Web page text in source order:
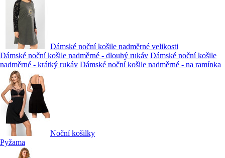
Dámské noční košile nadměrné velikosti
Dámské noční košile nadměrné - dlouhý rukáv Dámské noční košile
nadměrné - krátký rukáv Dámské noční košile nadměrné - na ramínka
Noční košilky
Pyžama